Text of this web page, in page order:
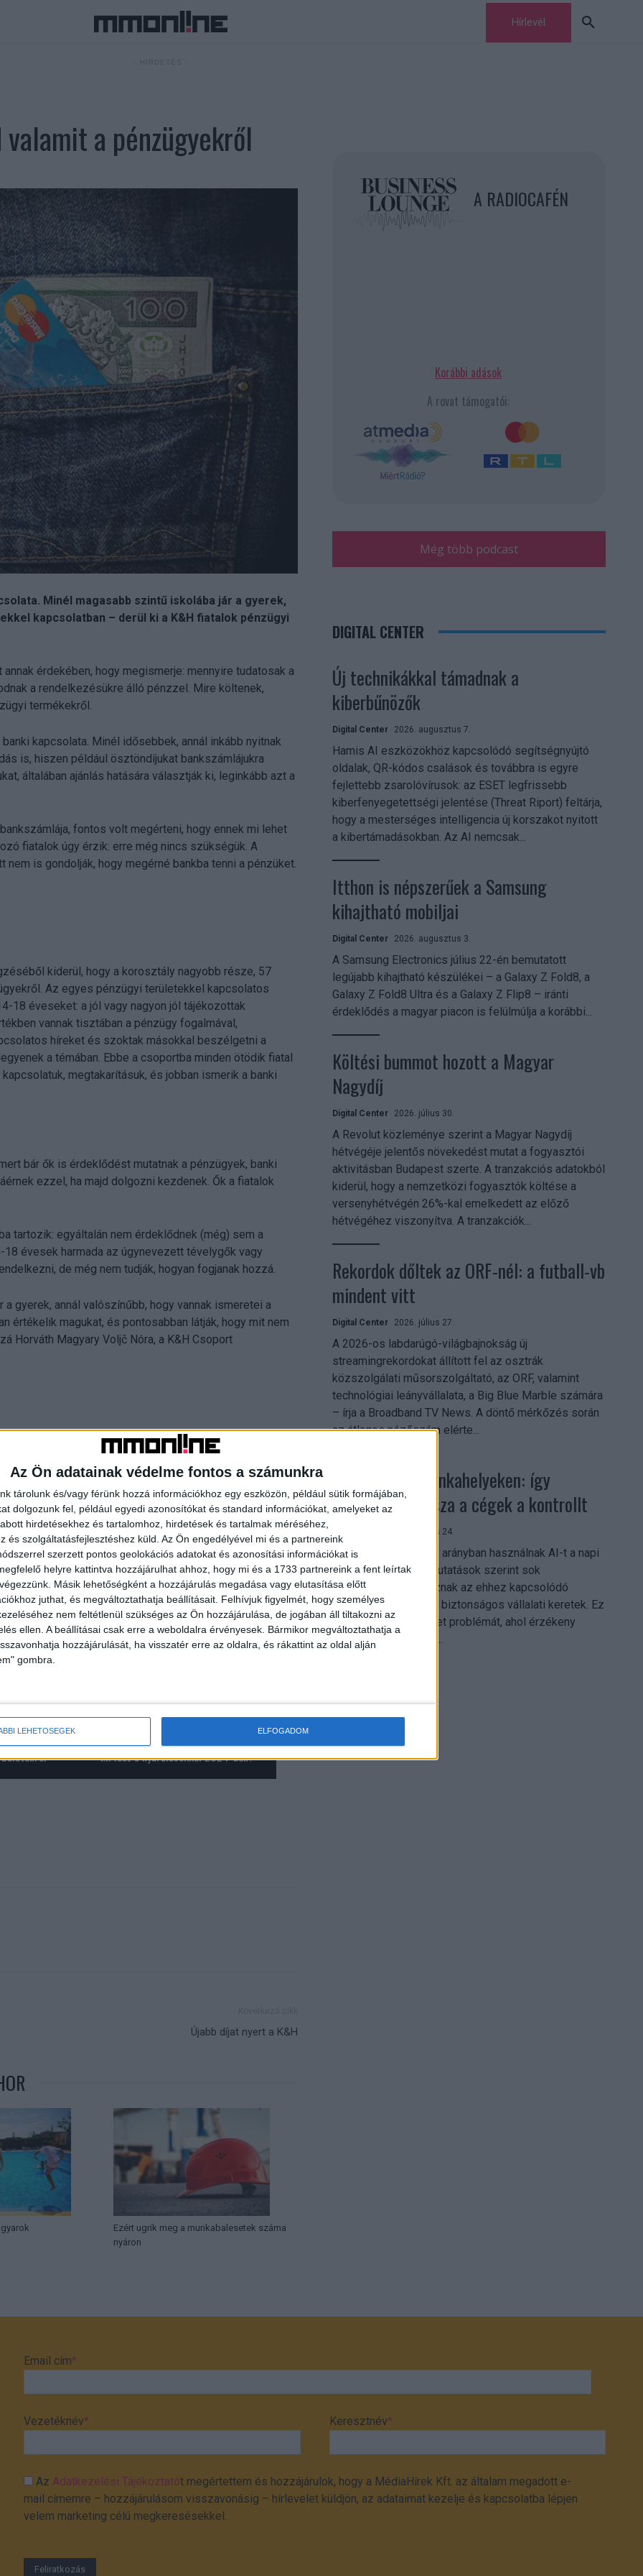
Az Ön adatainak védelme fontos a számunkra
tárolunk és/vagy férünk hozzá információkhoz egy eszközön, például sütik formájában,
dolgozunk fel, például egyedi azonosítókat és standard információkat, amelyeket az
hirdetésekhez és tartalomhoz, hirdetések és tartalmak méréséhez,
és szolgáltatásfejlesztéshez küld. Az Ön engedélyével mi és a partnereink
szerzett pontos geolokációs adatokat és azonosítási információkat is
helyre kattintva hozzájárulhat ahhoz, hogy mi és a 1733 partnereink a fent leírtak
Másik lehetőségként a hozzájárulás megadása vagy elutasítása előtt
juthat, és megváltoztathatja beállításait. Felhívjuk figyelmét, hogy személyes
nem feltétlenül szükséges az Ön hozzájárulása, de jogában áll tiltakozni az
ellen. A beállításai csak erre a weboldalra érvényesek. Bármikor megváltoztathatja a
hozzájárulását, ha visszatér erre az oldalra, és rákattint az oldal alján
gombra.
LEHETŐSÉGEK ELFOGADOM
Hírlevél
a pénzügyekről
Minél magasabb szintű iskolába jár a gyerek,
kapcsolatban – derül ki a K&H fiatalok pénzügyi
érdekében, hogy megismerje: mennyire tudatosak a
a rendelkezésükre álló pénzzel. Mire költenek,
termékekről.
kapcsolata. Minél idősebbek, annál inkább nyitnak
is, hiszen például ösztöndíjukat bankszámlájukra
általában ajánlás hatására választják ki, leginkább azt a
fontos volt megérteni, hogy ennek mi lehet
fiatalok úgy érzik: erre még nincs szükségük. A
is gondolják, hogy megérné bankba tenni a pénzüket.
kiderül, hogy a korosztály nagyobb része, 57
Az egyes pénzügyi területekkel kapcsolatos
18 éveseket: a jól vagy nagyon jól tájékozottak
vannak tisztában a pénzügy fogalmával,
híreket és szoktak másokkal beszélgetni a
a témában. Ebbe a csoportba minden ötödik fiatal
megtakarításuk, és jobban ismerik a banki
bár ők is érdeklődést mutatnak a pénzügyek, banki
ezzel, ha majd dolgozni kezdenek. Ők a fiatalok
tartozik: egyáltalán nem érdeklődnek (még) sem a
évesek harmada az úgynevezett tévelygők vagy
de még nem tudják, hogyan fogjanak hozzá.
gyerek, annál valószínűbb, hogy vannak ismeretei a
értékelik magukat, és pontosabban látják, hogy mit nem
Horváth Magyary Voljč Nóra, a K&H Csoport
tisztában legyenek pénzügyi helyzetükkel, felelős
A pénzügyi kifejezések jelentése, az
és gondtalan élethez, egyben meg is növeli a fiatalok
14 éve nagy sikerrel zajlik. A verseny és az arra
az iskolások 3. osztályától kezdve a 11. osztályosokig.
Mi lesz a nyaralásokkal 2024-ben?
Újabb díjat nyert a K&H
Ezért ugrik meg a munkabalesetek száma
nyáron
A RADIOCAFÉN
Korábbi adások
A rovat támogatói:
Még több podcast
DIGITAL CENTER
Új technikákkal támadnak a
kiberbűnözők
Digital Center 2026. augusztus 7.
Hamis AI eszközökhöz kapcsolódó segítségnyújtó
oldalak, QR-kódos csalások és továbbra is egyre
fejlettebb zsarolóvírusok: az ESET legfrissebb
kiberfenyegetettségi jelentése (Threat Riport) feltárja,
hogy a mesterséges intelligencia új korszakot nyitott
a kibertámadásokban. Az AI nemcsak...
Itthon is népszerűek a Samsung
kihajtható mobiljai
Digital Center 2026. augusztus 3.
A Samsung Electronics július 22-én bemutatott
legújabb kihajtható készülékei – a Galaxy Z Fold8, a
Galaxy Z Fold8 Ultra és a Galaxy Z Flip8 – iránti
érdeklődés a magyar piacon is felülmúlja a korábbi...
Költési bummot hozott a Magyar
Nagydíj
Digital Center 2026. július 30.
A Revolut közleménye szerint a Magyar Nagydíj
hétvégéje jelentős növekedést mutat a fogyasztói
aktivitásban Budapest szerte. A tranzakciós adatokból
kiderül, hogy a nemzetközi fogyasztók költése a
versenyhétvégén 26%-kal emelkedett az előző
hétvégéhez viszonyítva. A tranzakciók...
Rekordok dőltek az ORF-nél: a futball-vb
mindent vitt
Digital Center 2026. július 27.
A 2026-os labdarúgó-világbajnokság új
streamingrekordokat állított fel az osztrák
közszolgálati műsorszolgáltató, az ORF, valamint
technológiai leányvállalata, a Big Blue Marble számára
– írja a Broadband TV News. A döntő mérkőzés során
az átlagos nézőszám elérte...
Shadow AI a munkahelyeken: így
szerezhetik vissza a cégek a kontrollt
2026. július 24.
A munkavállalók nagy arányban használnak AI-t a napi
munkában, ám friss kutatások szerint sok
szervezetnél hiányoznak az ehhez kapcsolódó
világos irányelvek és biztonságos vállalati keretek. Ez
különösen ott jelenthet problémát, ahol érzékeny
üzleti információkkal...
Email cím*
Vezetéknév* Keresztnév*
AzAdatkezelési Tájékoztatót megértettem és hozzájárulok, hogy a MédiaHírek Kft. az általam megadott e-
mail címemre – hozzájárulásom visszavonásig – hírlevelet küldjön, az adataimat kezelje és kapcsolatba lépjen
velem marketing célú megkeresésekkel.